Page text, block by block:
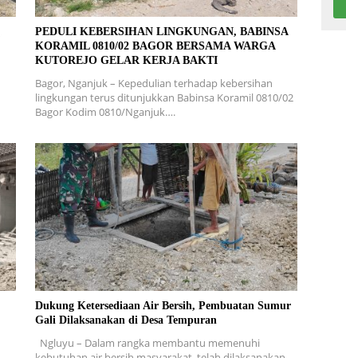
PEDULI KEBERSIHAN LINGKUNGAN, BABINSA
KORAMIL 0810/02 BAGOR BERSAMA WARGA
KUTOREJO GELAR KERJA BAKTI
Bagor, Nganjuk – Kepedulian terhadap kebersihan
lingkungan terus ditunjukkan Babinsa Koramil 0810/02
Bagor Kodim 0810/Nganjuk….
Dukung Ketersediaan Air Bersih, Pembuatan Sumur
Gali Dilaksanakan di Desa Tempuran
Ngluyu – Dalam rangka membantu memenuhi